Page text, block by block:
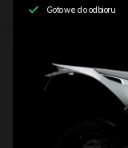
Gotowe do odbioru